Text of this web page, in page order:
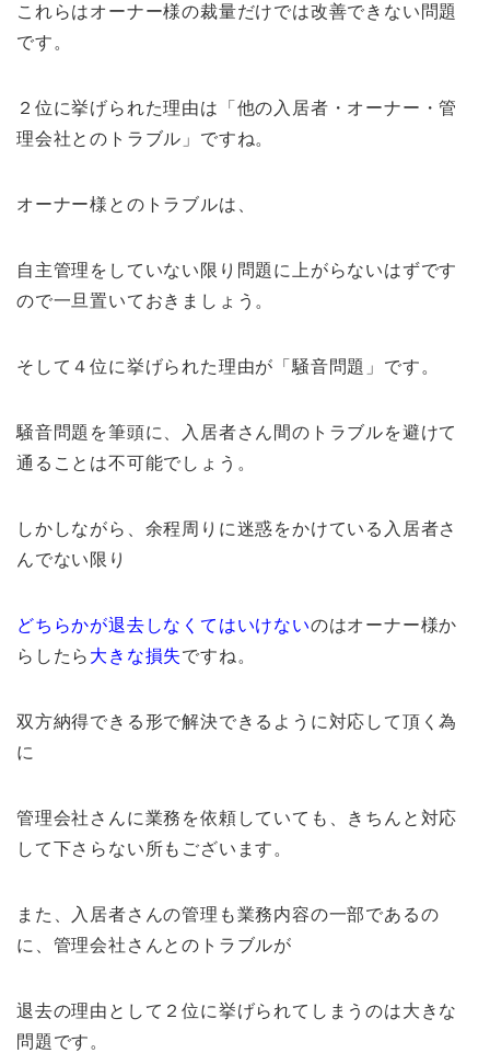
これらはオーナー様の裁量だけでは改善できない問題
です。
２位に挙げられた理由は「他の入居者・オーナー・管
理会社とのトラブル」ですね。
オーナー様とのトラブルは、
自主管理をしていない限り問題に上がらないはずです
ので一旦置いておきましょう。
そして４位に挙げられた理由が「騒音問題」です。
騒音問題を筆頭に、入居者さん間のトラブルを避けて
通ることは不可能でしょう。
しかしながら、余程周りに迷惑をかけている入居者さ
んでない限り
どちらかが退去しなくてはいけないのはオーナー様か
らしたら 大きな損失ですね。
双方納得できる形で解決できるように対応して頂く為
に
管理会社さんに業務を依頼していても、きちんと対応
して下さらない所もございます。
また、入居者さんの管理も業務内容の一部であるの
に、管理会社さんとのトラブルが
退去の理由として２位に挙げられてしまうのは大きな
問題です。